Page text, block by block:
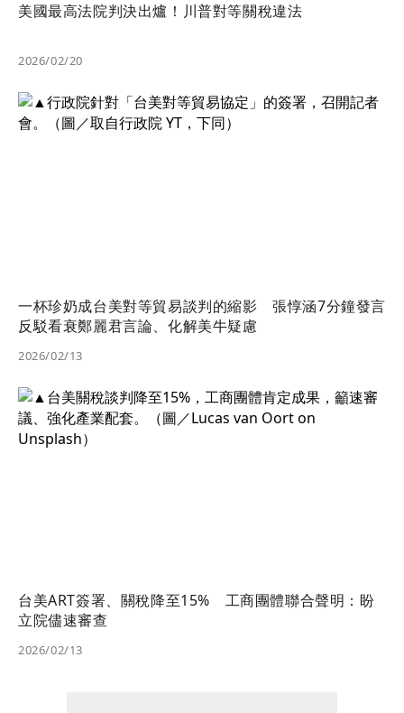
美國最高法院判決出爐！川普對等關稅違法
2026/02/20
一杯珍奶成台美對等貿易談判的縮影 張惇涵7分鐘發言
反駁看衰鄭麗君言論、化解美牛疑慮
2026/02/13
台美ART簽署、關稅降至15% 工商團體聯合聲明：盼
立院儘速審查
2026/02/13